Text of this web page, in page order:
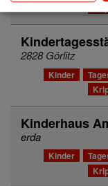
2828 Görlitz
Kinder
Kinderhaus
erda
Kinder